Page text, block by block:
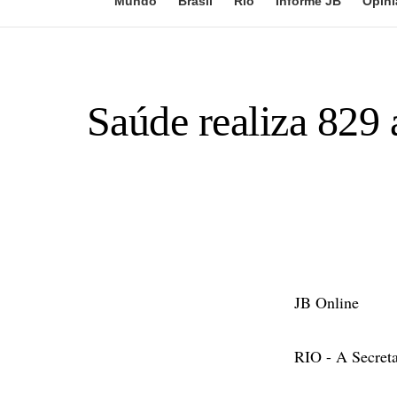
Saúde realiza
JB Online
RIO - A